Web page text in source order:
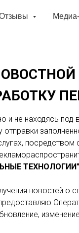
не находясь под
ТЕХНОЛОГИИ"
новостей о